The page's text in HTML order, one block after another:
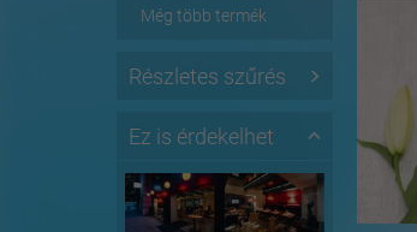
Még több termék
Részletes szűrés
Ez is érdekelhet